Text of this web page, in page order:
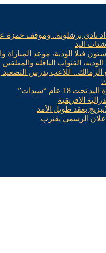
نادي برشلونة.. وموقف حمزة
اليد
فيلا الودية، موعد المباراة
القنوات الناقلة والمعلقين
اللاعب يدرس التصعيد
عام “سيدات”
الافريقية
بعقد طويل الأمد
الرسمي يقترب